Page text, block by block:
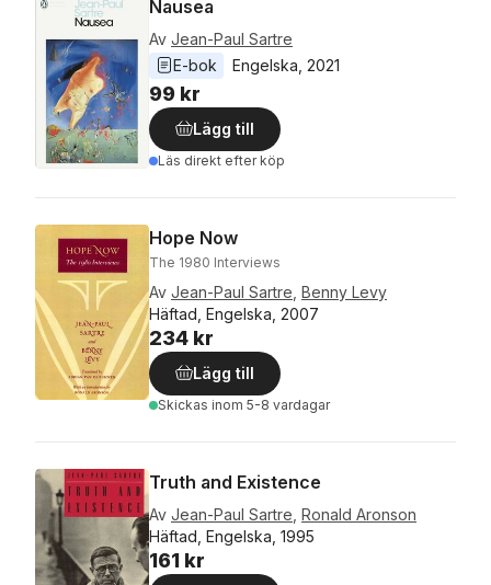
Nausea
Av Jean-Paul Sartre
E-bok
Engelska 2021
99 kr
Lägg till
Läs direkt efter köp
Hope Now
The 1980 Interviews
Av Jean-Paul Sartre Benny Levy
Häftad, Engelska, 2007
234 kr
Lägg till
Skickas inom 5-8 vardagar
Truth and Existence
Av Jean-Paul Sartre Ronald Aronson
Häftad, Engelska, 1995
161 kr